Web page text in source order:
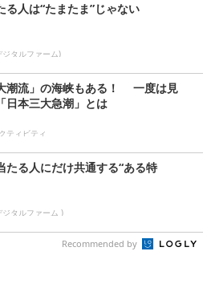
る人は“たまたま”じゃない
ジタルファーム)
潮流」の海峡もある！ 一度は見
日本三大急潮」とは
ティビティ
たる人にだけ共通する“ある特
ジタルファーム )
Recommended by